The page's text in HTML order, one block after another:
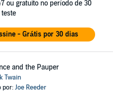
ou gratuito no período de 30
- Grátis por 30 dias
and the Pauper
Twain
por:Joe Reeder